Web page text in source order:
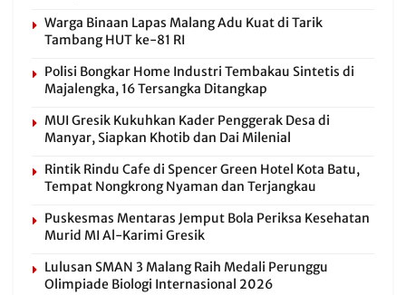
Warga Binaan Lapas Malang Adu Kuat di Tarik
Tambang HUT ke-81 RI
Polisi Bongkar Home Industri Tembakau Sintetis di
Majalengka, 16 Tersangka Ditangkap
MUI Gresik Kukuhkan Kader Penggerak Desa di
Manyar, Siapkan Khotib dan Dai Milenial
Rintik Rindu Cafe di Spencer Green Hotel Kota Batu,
Tempat Nongkrong Nyaman dan Terjangkau
Puskesmas Mentaras Jemput Bola Periksa Kesehatan
Murid MI Al-Karimi Gresik
Lulusan SMAN 3 Malang Raih Medali Perunggu
Olimpiade Biologi Internasional 2026